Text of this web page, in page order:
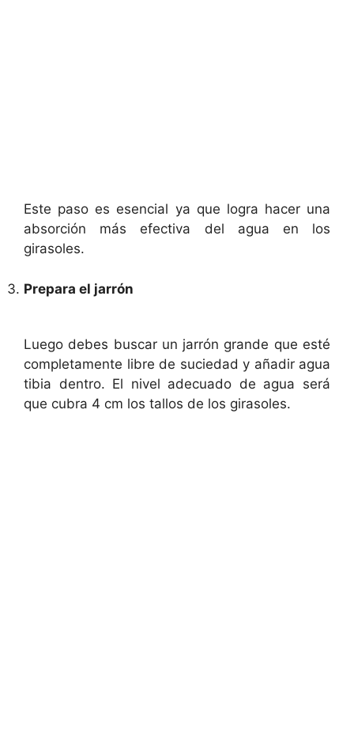
Este paso es esencial ya que logra hacer una
absorción más efectiva del agua en los
girasoles.
Prepara el jarrón
Luego debes buscar un jarrón grande que esté
completamente libre de suciedad y añadir agua
tibia dentro. El nivel adecuado de agua será
que cubra 4 cm los tallos de los girasoles.